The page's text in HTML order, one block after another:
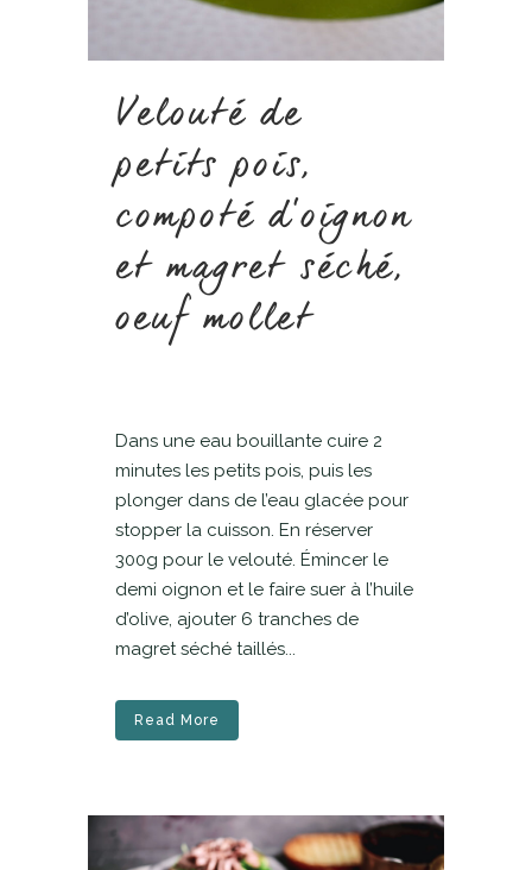
Velouté de
petits pois,
compoté d’oignon
et magret séché,
oeuf mollet
Dans une eau bouillante cuire 2
minutes les petits pois, puis les
plonger dans de l’eau glacée pour
stopper la cuisson. En réserver
300g pour le velouté. Émincer le
demi oignon et le faire suer à l’huile
d’olive, ajouter 6 tranches de
magret séché taillés...
Read More